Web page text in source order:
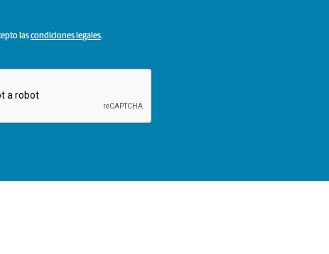
lascondiciones legales.